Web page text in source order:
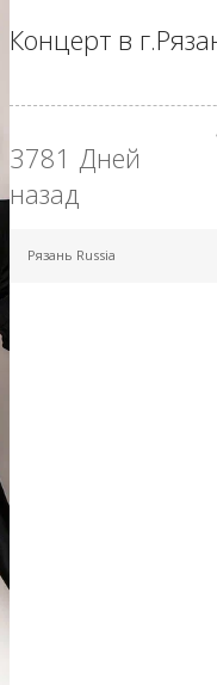
Концерт в
3781 Дней
назад
Рязань Russia